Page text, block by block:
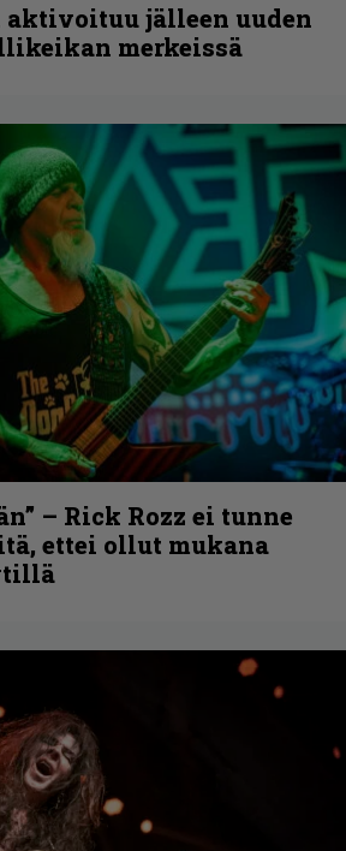
aktivoituu jälleen uuden
merkeissä
– Rick Rozz ei tunne
ettei ollut mukana